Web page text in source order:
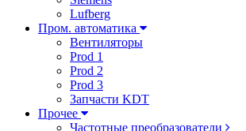
Lufberg
Пром. автоматика
Вентиляторы
Prod 1
Prod 2
Prod 3
Запчасти KDT
Прочее
Частотные преобразователи